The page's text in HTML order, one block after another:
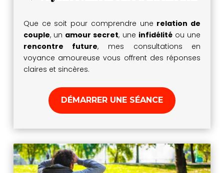
Que ce soit pour comprendre une relation de
couple, un amour secret, une infidélitéou une
rencontre future, mes consultations en
voyance amoureuse vous offrent des réponses
claires et sincères.
DÉMARRER UNE SÉANCE